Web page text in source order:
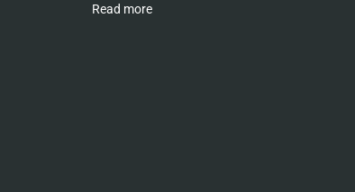
Read more